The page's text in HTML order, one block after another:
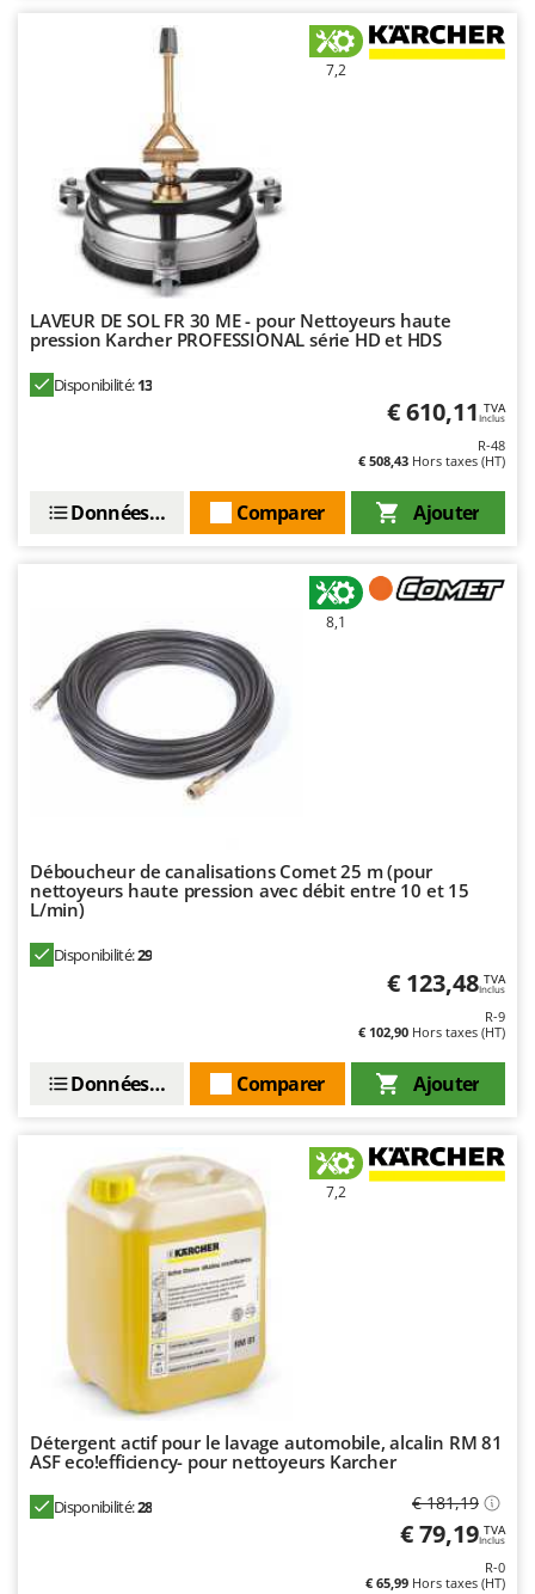
Mastercook
McCulloch
Michelin
Mille
Minox
More than chef
MOSA
Novatec
Novital
NuAir
NuovaFac
Oliviero
Olix
Oriental Koshin
Palazzetti
Palumbo Pavi
Pramac
Prismafood
R
R.G.V.
Rato
7,2
LAVEUR DE SOL FR 30 ME - pour Nettoyeurs haute
pression Karcher PROFESSIONAL série HD et HDS
Disponibilité:13
€ 610,11 TVA
Inclus
R-48
€ 508,43 Hors taxes (HT)
Ajouter
Comparer
Données techniques
8,1
Déboucheur de canalisations Comet 25 m (pour
nettoyeurs haute pression avec débit entre 10 et 15
L/min)
Disponibilité:29
€ 123,48 TVA
Inclus
R-9
€ 102,90 Hors taxes (HT)
Ajouter
Comparer
Données techniques
7,2
Détergent actif pour le lavage automobile, alcalin RM 81
ASF eco!efficiency- pour nettoyeurs Karcher
Disponibilité:28 € 181,19
€ 79,19 TVA
Inclus
R-0
€ 65,99 Hors taxes (HT)